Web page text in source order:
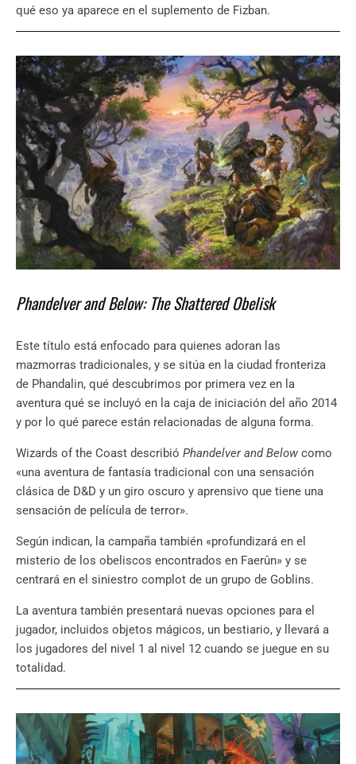
qué eso ya aparece en el suplemento de Fizban.
Phandelver and Below: The Shattered Obelisk
Este título está enfocado para quienes adoran las
mazmorras tradicionales, y se sitúa en la ciudad fronteriza
de Phandalin, qué descubrimos por primera vez en la
aventura qué se incluyó en la caja de iniciación del año 2014
y por lo qué parece están relacionadas de alguna forma.
Wizards of the Coast describió Phandelver and Below como
«una aventura de fantasía tradicional con una sensación
clásica de D&D y un giro oscuro y aprensivo que tiene una
sensación de película de terror».
Según indican, la campaña también «profundizará en el
misterio de los obeliscos encontrados en Faerûn» y se
centrará en el siniestro complot de un grupo de Goblins.
La aventura también presentará nuevas opciones para el
jugador, incluidos objetos mágicos, un bestiario, y llevará a
los jugadores del nivel 1 al nivel 12 cuando se juegue en su
totalidad.